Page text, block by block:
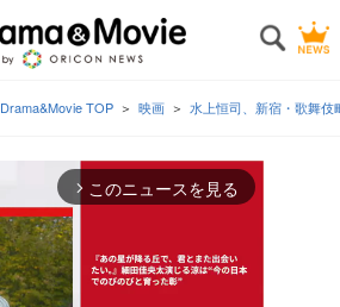
Drama&Movie TOP 映画 水上恒司、新宿・歌舞
arrow_forward_ios このニュースを見る